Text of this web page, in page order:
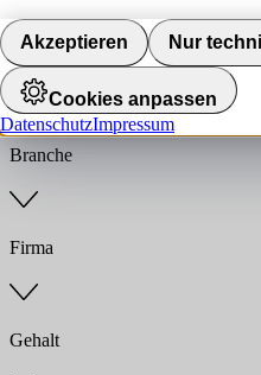
Jobs finden
Anstellungsart
Branche
Firma
Gehalt
Akzeptieren Nur
Cookies anpassen
DatenschutzImpressum